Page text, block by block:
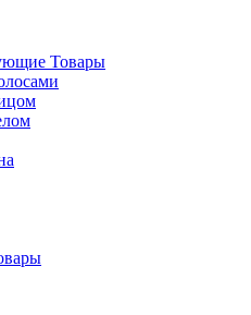
Товары